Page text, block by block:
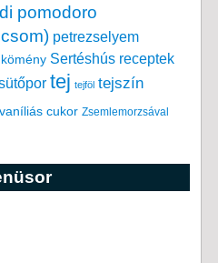
pomodoro
petrezselyem
Sertéshús receptek
tej tejföl tejszín
vaníliás cukor Zsemlemorzsával